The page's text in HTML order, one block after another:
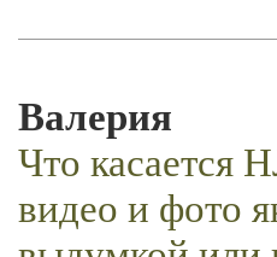
Валерия
Что касается
видео и фото